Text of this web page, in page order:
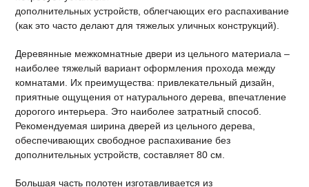
дополнительных устройств, облегчающих его распахивание
(как это часто делают для тяжелых уличных конструкций).
Деревянные межкомнатные двери из цельного материала –
наиболее тяжелый вариант оформления прохода между
комнатами. Их преимущества: привлекательный дизайн,
приятные ощущения от натурального дерева, впечатление
дорогого интерьера. Это наиболее затратный способ.
Рекомендуемая ширина дверей из цельного дерева,
обеспечивающих свободное распахивание без
дополнительных устройств, составляет 80 см.
Большая часть полотен изготавливается из